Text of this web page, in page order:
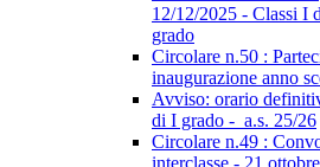
12/12/2025 - Classi I
grado
Circolare n.50 :
inaugurazione anno
Avviso: orario
di I grado - a.s. 25/26
Circolare n.49 :